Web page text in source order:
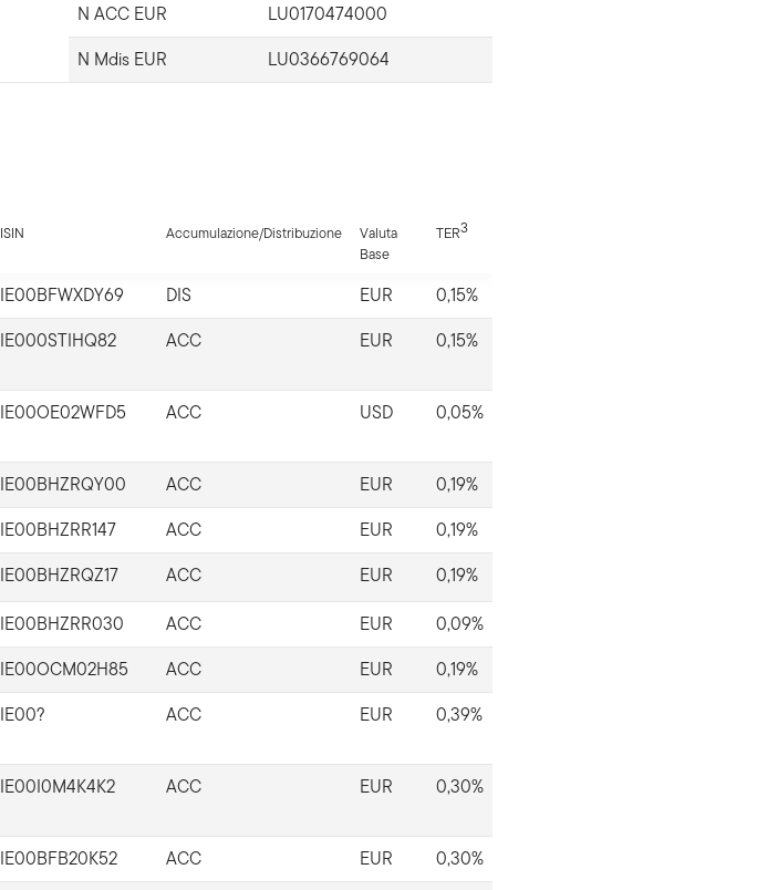
N ACC EUR
LU0170474000
N Mdis EUR
LU0366769064
ISIN Accumulazione/Distribuzione
Valuta
Base
TER3
IE00BFWXDY69 DIS EUR
0,15%
IE000STIHQ82 ACC EUR 0,15%
IE00OE02WFD5 ACC USD 0,05%
IE00BHZRQY00 ACC EUR
0,19%
IE00BHZRR147 ACC EUR
0,19%
IE00BHZRQZ17 ACC EUR
0,19%
IE00BHZRR030 ACC EUR
0,09%
IE00OCM02H85 ACC EUR
0,19%
IE00? ACC EUR 0,39%
IE00I0M4K4K2 ACC EUR 0,30%
IE00BFB20K52 ACC EUR
0,30%